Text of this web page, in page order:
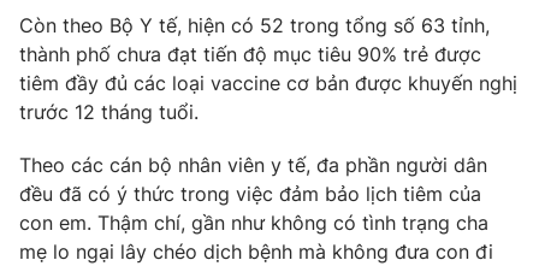
Tổng Biên tập:
Vũ Thanh Thủy
Phó Tổng Biên tập: Nguyễn Thị Mỹ Hạnh, Phạm Quốc Thắng,
Nguyễn Trọng Ninh
024.38 355 931 - 024.38 355 932
Ðiện thoại Thời báo VTV:024.66 897 897
Email:toasoan@vtv.vn
Liên hệ quảng cáo:024-7300.7108
Còn theo Bộ Y tế, hiện có 52 trong tổng số 63 tỉnh,
thành phố chưa đạt tiến độ mục tiêu 90% trẻ được
tiêm đầy đủ các loại vaccine cơ bản được khuyến nghị
trước 12 tháng tuổi.
Theo các cán bộ nhân viên y tế, đa phần người dân
đều đã có ý thức trong việc đảm bảo lịch tiêm của
con em. Thậm chí, gần như không có tình trạng cha
mẹ lo ngại lây chéo dịch bệnh mà không đưa con đi